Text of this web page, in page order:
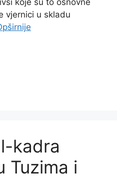
vjernici u skladu
kadra
Tuzima i